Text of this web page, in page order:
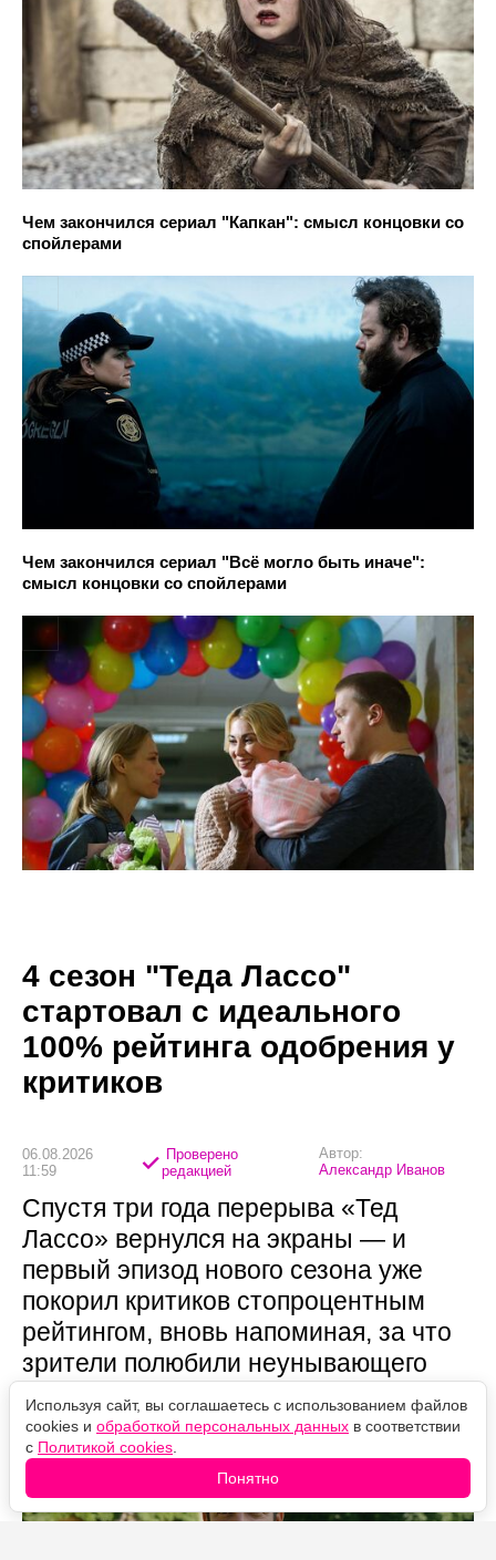
Чем закончился сериал "Капкан": смысл концовки со
спойлерами
Чем закончился сериал "Всё могло быть иначе":
смысл концовки со спойлерами
4 сезон "Теда Лассо"
стартовал с идеального
100% рейтинга одобрения у
критиков
06.08.2026
11:59
Проверено
редакцией
Автор:
Александр Иванов
Спустя три года перерыва «Тед
Лассо» вернулся на экраны — и
первый эпизод нового сезона уже
покорил критиков стопроцентным
рейтингом, вновь напоминая, за что
зрители полюбили неунывающего
тренера.
Используя сайт, вы соглашаетесь с использованием файлов
cookies и обработкой персональных данных в соответствии
с Политикой cookies
Понятно